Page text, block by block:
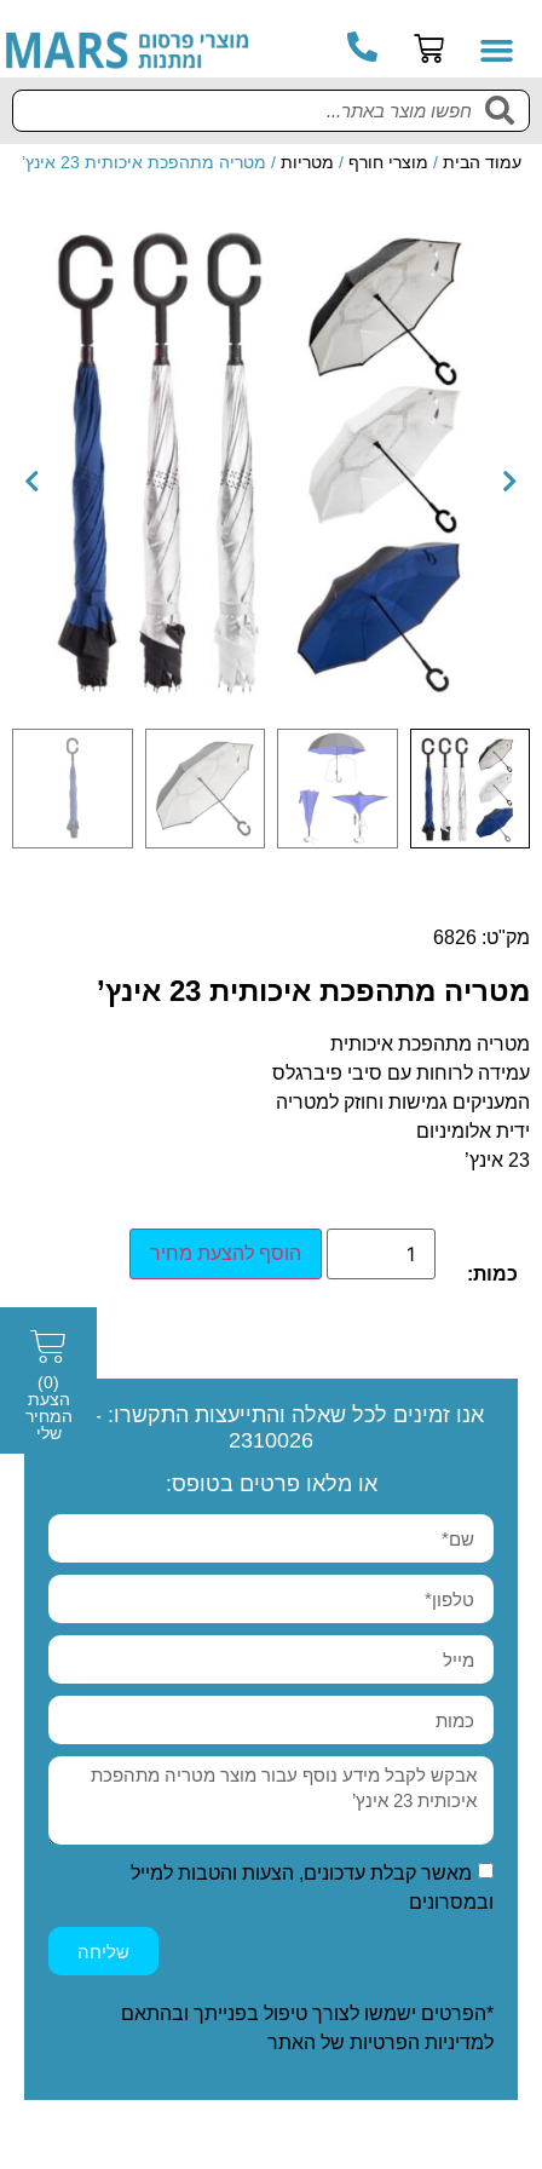
עמוד הבית / מוצרי חורף / מטריות / מטריה מתהפכת איכותית 23 אינץ’
מק"ט: 6826
מטריה מתהפכת איכותית 23 אינץ’
מטריה מתהפכת איכותית
עמידה לרוחות עם סיבי פיברגלס
המעניקים גמישות וחוזק למטריה
ידית אלומיניום
23 אינץ’
כמות:
הוסף להצעת מחיר
אנו זמינים לכל שאלה והתייעצות התקשרו: 077-
2310026
או מלאו פרטים בטופס:
מאשר קבלת עדכונים, הצעות והטבות למייל
ובמסרונים
שליחה
*הפרטים ישמשו לצורך טיפול בפנייתך ובהתאם
למדיניות הפרטיות של האתר
(0)
הצעת
המחיר
שלי